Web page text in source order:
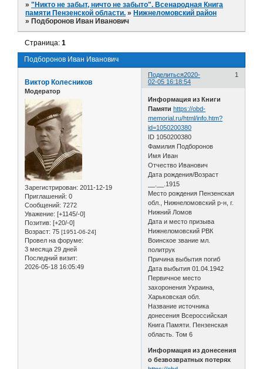
»"Никто не забыт, ничто не забыто". Всенародная Книга
памяти Пензенской области. » Нижнеломовский район
» Подборонов Иван Иванович
Подборонов Иван Иванович
Страница:1
Поделиться 1
2020-
02-05 16:18:54
Виктор Колесников
Модератор
Зарегистрирован: 2011-12-19
Приглашений: 0
Сообщений: 7272
Уважение: [+1145/-0]
Позитив: [+20/-0]
Возраст: 75 [1951-06-24]
Провел на форуме:
3 месяца 29 дней
Последний визит:
2026-05-18 16:05:49
Информация из Книги
Памяти https://obd-
memorial.ru/html/info.htm?
id=1050200380
ID 1050200380
Фамилия Подборонов
Имя Иван
Отчество Иванович
Дата рождения/Возраст
__.__.1915
Место рождения Пензенская
обл., Нижнеломовский р-н, г.
Нижний Ломов
Дата и место призыва
Нижнеломовский РВК
Воинское звание мл.
политрук
Причина выбытия погиб
Дата выбытия 01.04.1942
Первичное место
захоронения Украина,
Харьковская обл.
Название источника
донесения Всероссийская
Книга Памяти. Пензенская
область. Том 6
Информация из донесения
о безвозвратных потерях